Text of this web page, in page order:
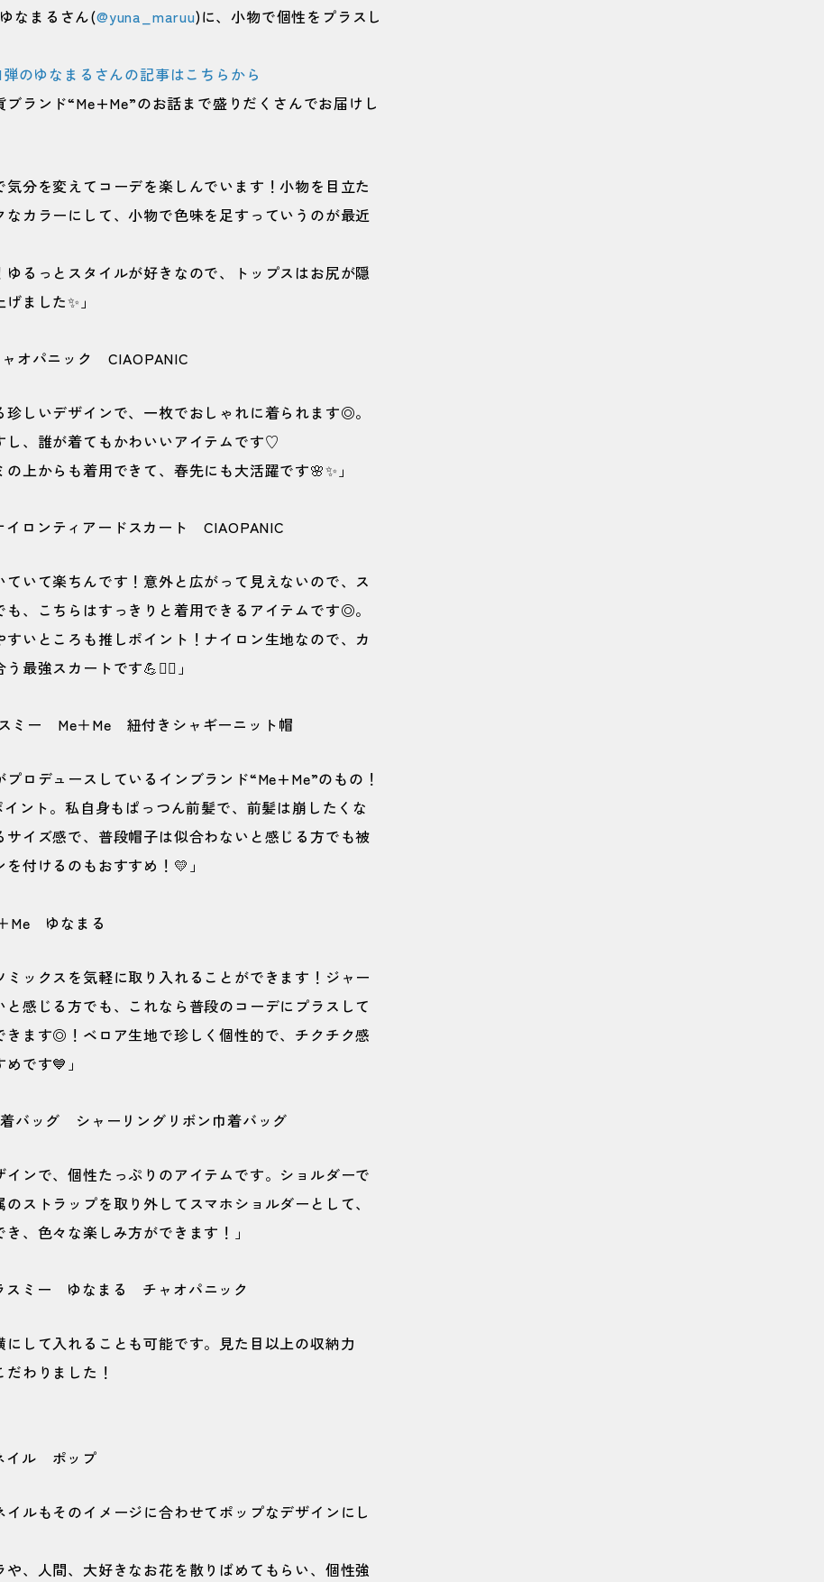
なまるさん(@yuna_maruu)に、小物で個性をプラスし
弾のゆなまるさんの記事はこちらから
ランド“Me+Me”のお話まで盛りだくさんでお届けし
分を変えてコーデを楽しんでいます！小物を目立た
カラーにして、小物で色味を足すっていうのが最近
るっとスタイルが好きなので、トップスはお尻が隠
ました✨」
しいデザインで、一枚でおしゃれに着られます◎。
し、誰が着てもかわいいアイテムです♡
上からも着用できて、春先にも大活躍です🌸✨」
いて楽ちんです！意外と広がって見えないので、ス
、こちらはすっきりと着用できるアイテムです◎。
いところも推しポイント！ナイロン生地なので、カ
最強スカートです💪❤️‍🔥」
ロデュースしているインブランド“Me+Me”のもの！
ント。私自身もぱっつん前髪で、前髪は崩したくな
イズ感で、普段帽子は似合わないと感じる方でも被
付けるのもおすすめ！💛」
ミックスを気軽に取り入れることができます！ジャー
感じる方でも、これなら普段のコーデにプラスして
ます◎！ベロア生地で珍しく個性的で、チクチク感
です💙」
インで、個性たっぷりのアイテムです。ショルダーで
ストラップを取り外してスマホショルダーとして、
、色々な楽しみ方ができます！」
にして入れることも可能です。見た目以上の収納力
わりました！
ルもそのイメージに合わせてポップなデザインにし
、人間、大好きなお花を散りばめてもらい、個性強